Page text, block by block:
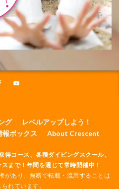
グ
レベルアップしよう！
報ボックス About Crescent
コース、各種ダイビングスクール、
まで！年間を通じて常時開催中！
があり、無断で転載・流用することは
れています。